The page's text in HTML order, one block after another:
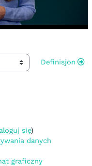
Definisjon
się)
danych
graficzny